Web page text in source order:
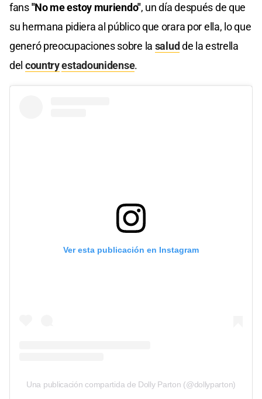
fans"No me estoy muriendo", un día después de que
su hermana pidiera al público que orara por ella, lo que
generó preocupaciones sobre la saludde la estrella
del countryestadounidense.
Ver esta publicación en Instagram
Una publicación compartida de Dolly Parton (@dollyparton)